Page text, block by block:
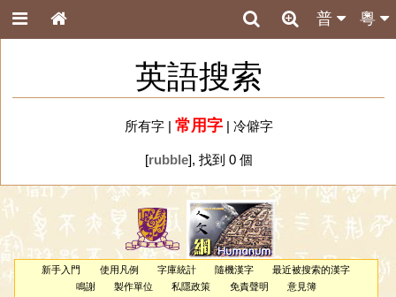
粵
普
英語搜索
所有字| 常用字| 冷僻字
[rubble], 找到 0 個
新手入門 使用凡例 字庫統計 隨機漢字
最近被搜索的漢字
鳴謝
製作單位 私隱政策 免責聲明 意見簿